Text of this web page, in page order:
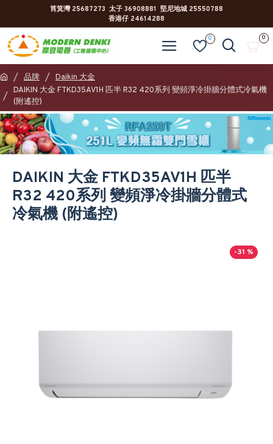
筲箕灣 25687273 太子 36908881 堅尼地城 25550788
香港仔 24614288
0 0
品牌
Daikin 大金
DAIKIN 大金 FTKD35AV1H 匹半 R32 420系列 變頻淨冷掛牆分體式冷氣機
(附遙控)
DAIKIN 大金 FTKD35AV1H 匹半
R32 420系列 變頻淨冷掛牆分體式
冷氣機 (附遙控)
-31 %